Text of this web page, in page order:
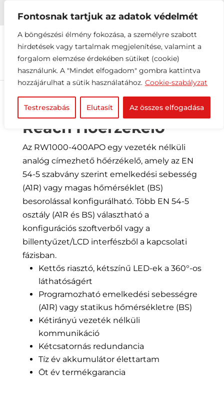
Fontosnak tartjuk az adatok védelmét
A böngészési élmény fokozása, a személyre szabott
hirdetések vagy tartalmak megjelenítése, valamint a
forgalom elemzése érdekében sütiket (cookie)
használunk. A "Mindet elfogadom" gombra kattintva
hozzájárulhat a sütik használatához. Cookie-szabályzat
Testreszabás Elutasít Az összes elfogadása
 +36 1 216 2612 info@elektrovill.hu
Reach Hőérzékelő
Az RW1000-400APO egy vezeték nélküli
analóg címezhető hőérzékelő, amely az EN
54-5 szabvány szerint emelkedési sebesség
(A1R) vagy magas hőmérséklet (BS)
besorolással konfigurálható. Több EN 54-5
osztály (A1R és BS) választható a
konfigurációs szoftverből vagy a
billentyűzet/LCD interfészből a kapcsolati
fázisban.
Kettős riasztó, kétszínű LED-ek a 360°-os
láthatóságért
Programozható emelkedési sebességre
(A1R) vagy statikus hőmérsékletre (BS)
Kétirányú vezeték nélküli
kommunikáció
Kétcsatornás redundancia
Tíz év akkumulátor élettartam
Öt év termékgarancia